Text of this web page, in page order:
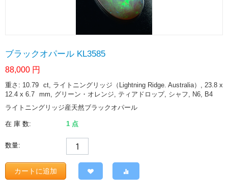
ブラックオパール KL3585
88,000 円
重さ: 10.79 ct, ライトニングリッジ（Lightning Ridge. Australia）, 23.8 x
12.4 x 6.7 mm, グリーン・オレンジ, ティアドロップ, シャフ, N6, B4
ライトニングリッジ産天然ブラックオパール
在 庫 数: 1 点
数量:
カートに追加